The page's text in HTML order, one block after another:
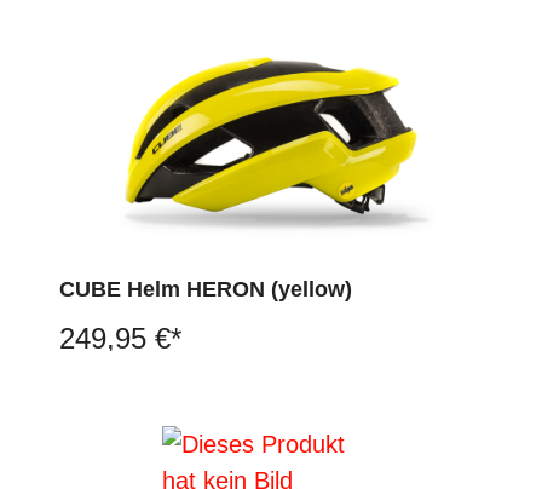
CUBE Helm HERON (yellow)
249,95 €*